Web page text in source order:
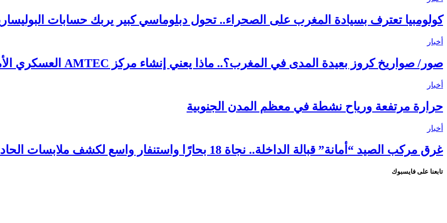
كولومبيا تعترف بسيادة المغرب على الصحراء.. تحول دبلوماسي كبير يربك حسابات
أخبار
صور/ صواريخ كروز بعيدة المدى في المغرب؟.. ماذا يعني إنشاء مركز AMTEC العسكري الأمريكي في طانطان؟
أخبار
حرارة مرتفعة ورياح نشطة في معظم المدن الجنوبية
أخبار
غرق مركب الصيد “أمانة” قبالة الداخلة.. نجاة 18 بحارًا واستنفار واسع لكشف ملابسات الحادث
تابعنا على فايسبوك